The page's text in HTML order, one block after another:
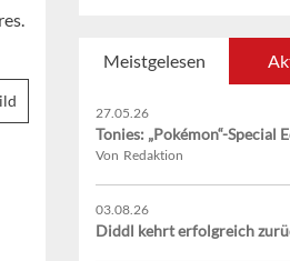
Meistgelesen
27.05.26
Tonies: „Pokémon“-Special
Von Redaktion
03.08.26
Diddl kehrt erfolgreich